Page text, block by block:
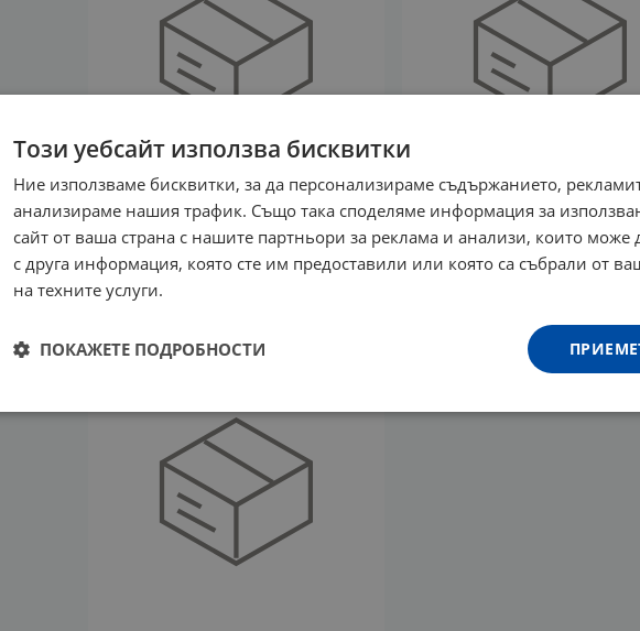
ПЮР НУТРИШЪН ОМЕГА-3
РИБЕНО МАСЛО 180 EPA/120
DHA дражета * 200
24.03 €
ПЮР НУТРИШЪН ОМЕГА
РИБЕНО МАСЛО 180 EPA /
DHA дражета * 100
Този уебсайт използва бисквитки
Ние използваме бисквитки, за да персонализираме съдържанието,
анализираме нашия трафик. Също така споделяме информация за
сайт от ваша страна с нашите партньори за реклама и анализи, които може
с друга информация, която сте им предоставили или която са събрали от
на техните услуги.
ПОКАЖЕТЕ ПОДРОБНОСТИ